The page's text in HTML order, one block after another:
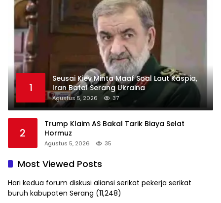
1
Seusai Kiev Minta Maaf Soal Laut Kaspia,
Iran Batal Serang Ukraina
Agustus 5, 2026 37
2
Trump Klaim AS Bakal Tarik Biaya Selat
Hormuz
Agustus 5, 2026 35
Most Viewed Posts
Hari kedua forum diskusi aliansi serikat pekerja serikat
buruh kabupaten Serang (11,248)